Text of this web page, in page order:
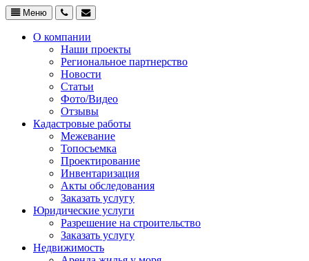
Меню
О компании
Наши проекты
Региональное партнерство
Новости
Статьи
Фото/Видео
Отзывы
Кадастровые работы
Межевание
Топосъемка
Проектирование
Инвентаризация
Акты обследования
Заказать услугу
Юридические услуги
Разрешение на строительство
Заказать услугу
Недвижимость